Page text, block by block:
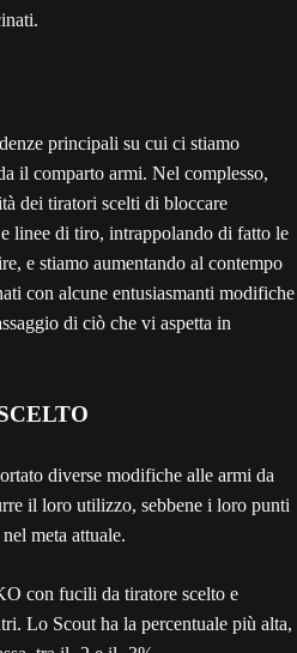
principali su cui ci stiamo
il comparto armi. Nel complesso,
dei tiratori scelti di bloccare
linee di tiro, intrappolando di fatto le
e stiamo aumentando al contempo
con alcune entusiasmanti modifiche
di ciò che vi aspetta in
diverse modifiche alle armi da
il loro utilizzo, sebbene i loro punti
meta attuale.